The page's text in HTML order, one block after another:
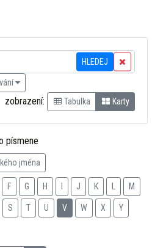
HLEDEJ
zobrazení: Tabulka Karty
písmene
jména
F G H J K M
S T U V W X Y